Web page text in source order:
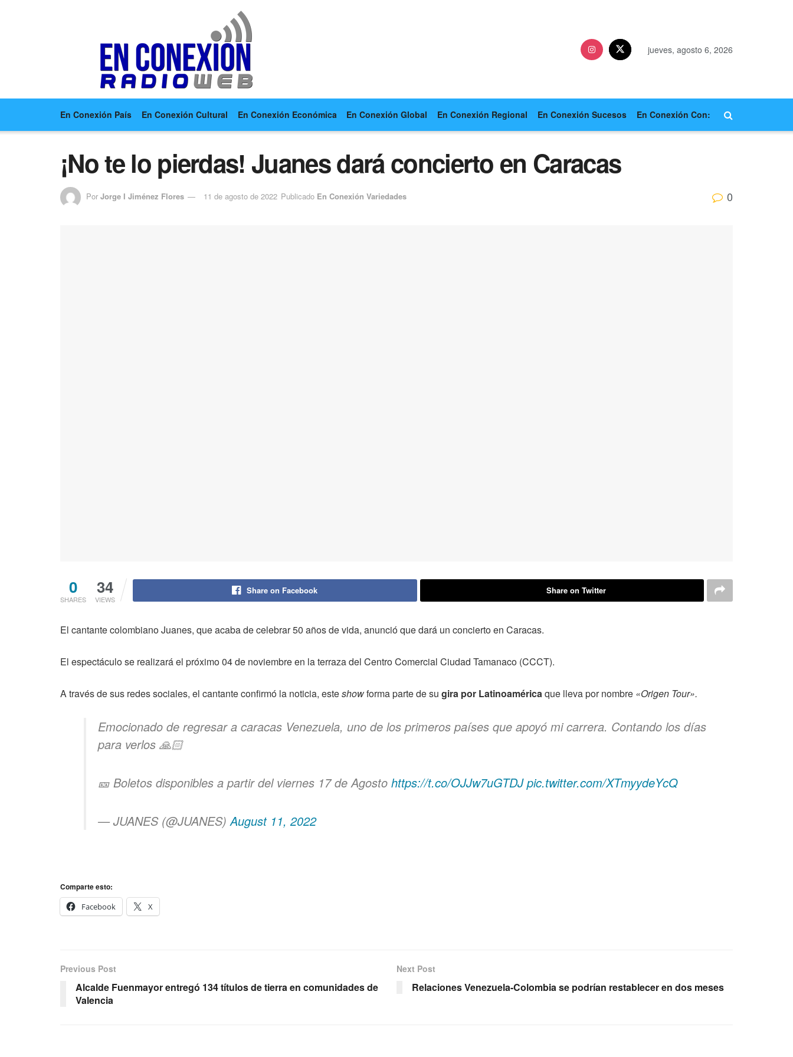
jueves, agosto 6, 2026
En Conexión País En Conexión Cultural En Conexión Económica En Conexión Global En Conexión Regional En Conexión Sucesos En Conexión Con:
¡No te lo pierdas! Juanes dará concierto en Caracas
Por Jorge I Jiménez Flores 11 de agosto de 2022 Publicado En Conexión Variedades 0
0
SHARES
34
VIEWS
Share on Facebook Share on Twitter
El cantante colombiano Juanes, que acaba de celebrar 50 años de vida, anunció que dará un concierto en Caracas.
El espectáculo se realizará el próximo 04 de noviembre en la terraza del Centro Comercial Ciudad Tamanaco (CCCT).
A través de sus redes sociales, el cantante confirmó la noticia, esteshowforma parte de su gira por Latinoaméricaque lleva por nombre «Origen Tour».
Emocionado de regresar a caracas Venezuela, uno de los primeros países que apoyó mi carrera. Contando los días
para verlos 🙏🏻
🎫 Boletos disponibles a partir del viernes 17 de Agosto https://t.co/OJJw7uGTDJ pic.twitter.com/XTmyydeYcQ
— JUANES (@JUANES) August 11, 2022
Comparte esto:
Facebook
X
Previous Post
Alcalde Fuenmayor entregó 134 títulos de tierra en comunidades de
Valencia
Next Post
Relaciones Venezuela-Colombia se podrían restablecer en dos meses